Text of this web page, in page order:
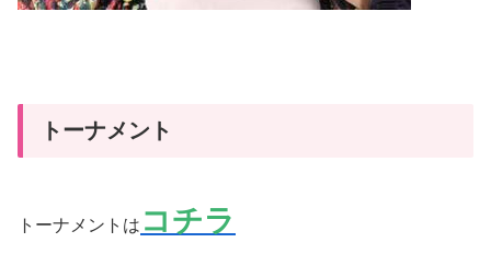
トーナメント
トーナメントは コチラ